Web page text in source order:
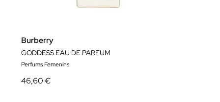
Burberry
GODDESS EAU DE PARFUM
Perfums Femenins
46,60 €